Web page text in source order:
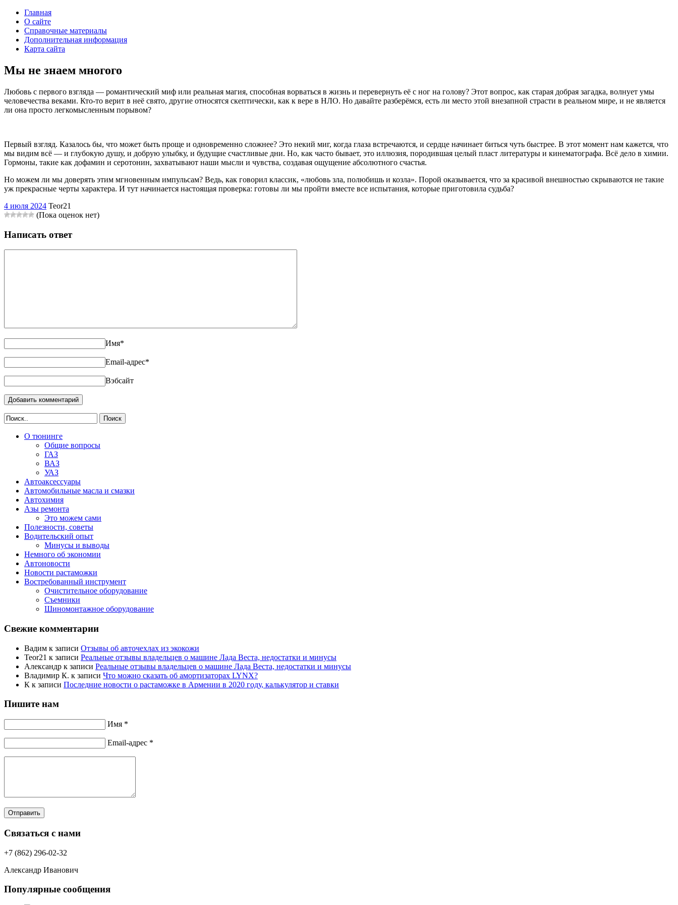
Главная
О сайте
Справочные материалы
Дополнительная информация
Карта сайта
Мы не знаем многого
Любовь с первого взгляда — романтический миф или реальная магия, способная ворваться в жизнь и перевернуть её с ног на голову? Этот вопрос, как старая добрая загадка, волнует умы
человечества веками. Кто-то верит в неё свято, другие относятся скептически, как к вере в НЛО. Но давайте разберёмся, есть ли место этой внезапной страсти в реальном мире, и не является
ли она просто легкомысленным порывом?
Первый взгляд. Казалось бы, что может быть проще и одновременно сложнее? Это некий миг, когда глаза встречаются, и сердце начинает биться чуть быстрее. В этот момент нам кажется, что
мы видим всё — и глубокую душу, и добрую улыбку, и будущие счастливые дни. Но, как часто бывает, это иллюзия, породившая целый пласт литературы и кинематографа. Всё дело в химии.
Гормоны, такие как дофамин и серотонин, захватывают наши мысли и чувства, создавая ощущение абсолютного счастья.
Но можем ли мы доверять этим мгновенным импульсам? Ведь, как говорил классик, «любовь зла, полюбишь и козла». Порой оказывается, что за красивой внешностью скрываются не такие
уж прекрасные черты характера. И тут начинается настоящая проверка: готовы ли мы пройти вместе все испытания, которые приготовила судьба?
4 июля 2024 Teor21
(Пока оценок нет)
Написать ответ
Имя*
Email-адрес*
Вэбсайт
Поиск
О тюнинге
Общие вопросы
ГАЗ
ВАЗ
УАЗ
Автоаксессуары
Автомобильные масла и смазки
Автохимия
Азы ремонта
Это можем сами
Полезности, советы
Водительский опыт
Минусы и выводы
Немного об экономии
Автоновости
Новости растаможки
Востребованный инструмент
Очистительное оборудование
Съемники
Шиномонтажное оборудование
Свежие комментарии
Вадим к записи Отзывы об авточехлах из экокожи
Teor21 к записи Реальные отзывы владельцев о машине Лада Веста, недостатки и минусы
Александр к записи Реальные отзывы владельцев о машине Лада Веста, недостатки и минусы
Владимир К. к записи Что можно сказать об амортизаторах LYNX?
К к записи Последние новости о растаможке в Армении в 2020 году, калькулятор и ставки
Пишите нам
Имя *
Email-адрес *
Отправить
Связаться с нами
+7 (862) 296-02-32
Александр Иванович
Популярные сообщения